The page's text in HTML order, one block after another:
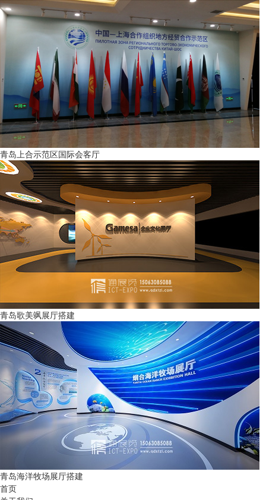
青岛上合示范区国际会客厅
青岛歌美飒展厅搭建
青岛海洋牧场展厅搭建
首页